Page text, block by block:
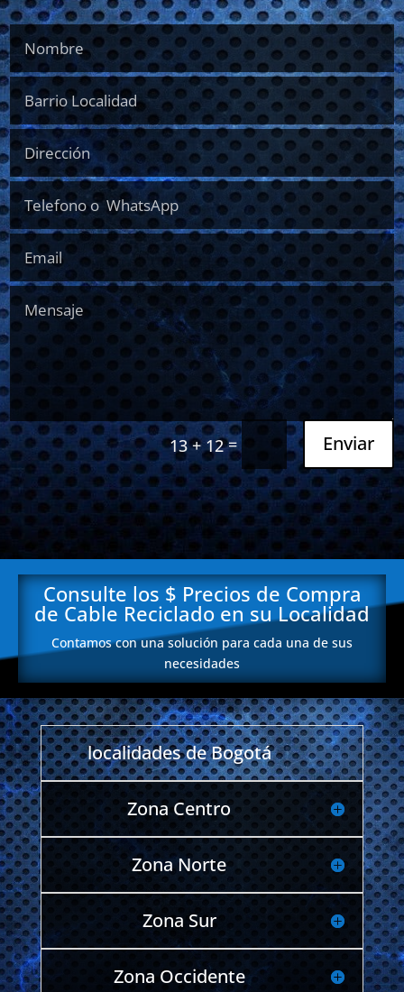
13 + 12= Enviar
Consulte los $ Precios de Compra
de Cable Reciclado en su Localidad
Contamos con una solución para cada una de sus
necesidades
localidades de Bogotá
Zona Centro
Zona Norte
Zona Sur
Zona Occidente